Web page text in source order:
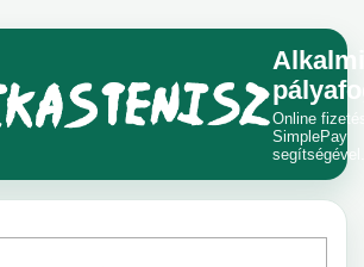
Alkalmi
Online
SimplePay
segítségével.